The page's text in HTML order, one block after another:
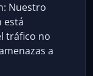
Nuestro
está
tráfico no
a